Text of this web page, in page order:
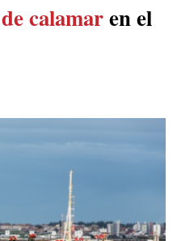
calamaren el